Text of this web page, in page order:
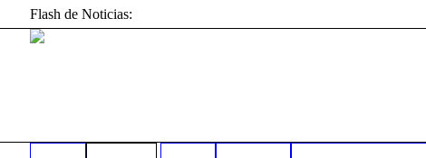
Flash de Noticias: